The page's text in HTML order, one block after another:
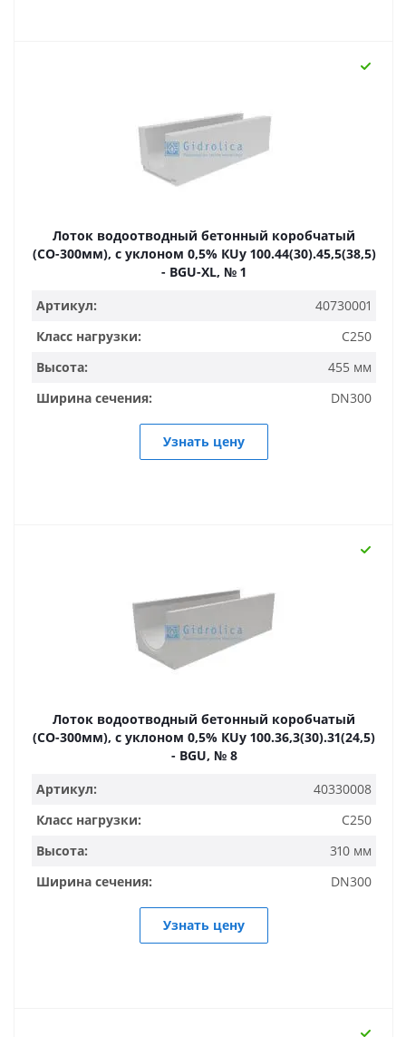
Лоток водоотводный бетонный коробчатый
(СО-300мм), с уклоном 0,5% КUу 100.44(30).45,5(38,5)
- BGU-XL, № 1
Артикул:
40730001
Класс нагрузки:
C250
Высота:
455 мм
Ширина сечения:
DN300
Узнать цену
Лоток водоотводный бетонный коробчатый
(СО-300мм), с уклоном 0,5% КUу 100.36,3(30).31(24,5)
- BGU, № 8
Артикул:
40330008
Класс нагрузки:
C250
Высота:
310 мм
Ширина сечения:
DN300
Узнать цену